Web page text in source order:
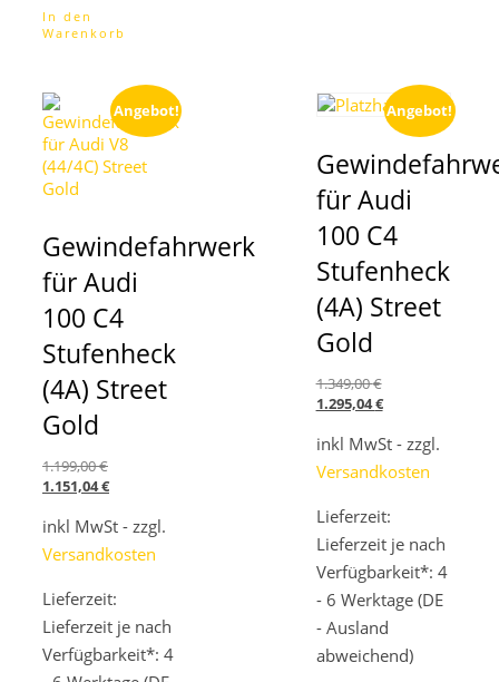
In den
Warenkorb
Angebot!
Gewindefahrwerk
für Audi
100 C4
Stufenheck
(4A) Street
Gold
1.199,00€Ursprünglicher
Preis
1.199,00 €
1.151,04€Aktueller
ist:
1.151,04 €.
inkl MwSt - zzgl.
Versandkosten
Lieferzeit:
Lieferzeit je nach
Verfügbarkeit*: 4
Angebot!
für Audi
100 C4
Stufenheck
(4A) Street
Gold
1.349,00€Ursprünglicher
Preis
1.349,00 €
1.295,04€Aktueller
ist:
1.295,04 €.
inkl MwSt - zzgl.
Versandkosten
Lieferzeit:
Lieferzeit je nach
Verfügbarkeit*: 4
- 6 Werktage (DE
- Ausland
abweichend)